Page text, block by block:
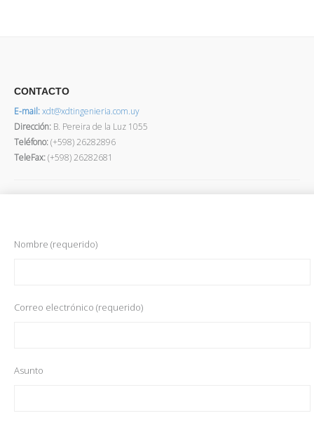
CONTACTO
E-mail:xdt@xdtingenieria.com.uy
Dirección: B. Pereira de la Luz 1055
Teléfono:(+598) 26282896
TeleFax:(+598) 26282681
Nombre (requerido)
Correo electrónico (requerido)
Asunto